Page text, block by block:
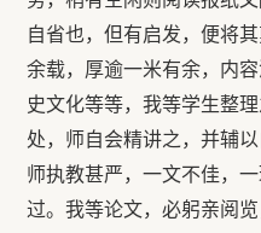
自省也，但有启发，便将
余载，厚逾一米有余，内
史文化等等，我等学生整
处，师自会精讲之，并辅以
师执教甚严，一文不佳，
过。我等论文，必躬亲阅